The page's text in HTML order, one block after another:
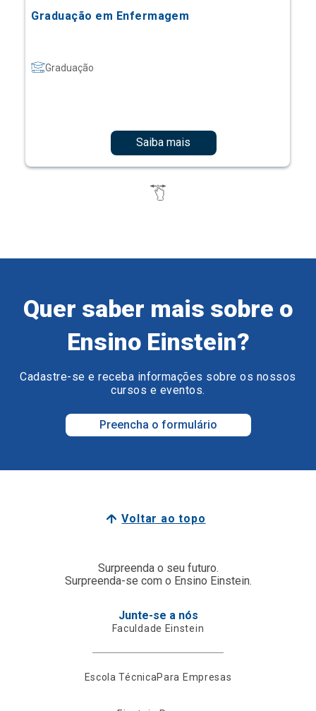
Graduação em Enfermagem
Graduação
Saiba mais
Quer saber mais sobre o
Ensino Einstein?
Cadastre-se e receba informações sobre os nossos
cursos e eventos.
Preencha o formulário
Voltar ao topo
Surpreenda o seu futuro.
Surpreenda-se com o Ensino Einstein.
Junte-se a nós
Faculdade Einstein
Escola TécnicaPara Empresas